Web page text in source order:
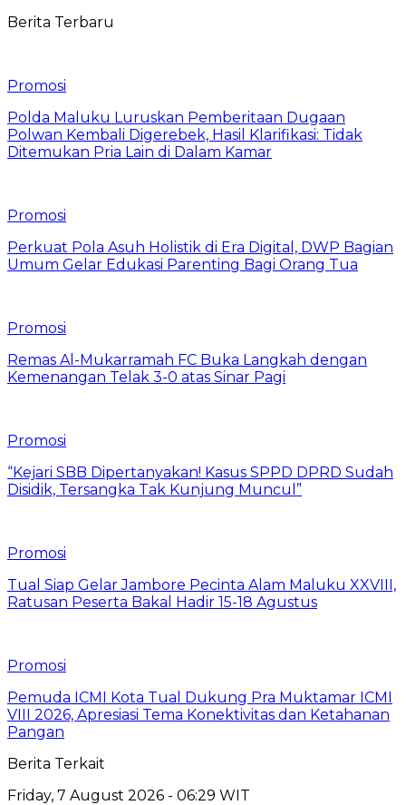
Berita Terbaru
Promosi
Polda Maluku Luruskan Pemberitaan Dugaan
Polwan Kembali Digerebek, Hasil Klarifikasi: Tidak
Ditemukan Pria Lain di Dalam Kamar
Promosi
Perkuat Pola Asuh Holistik di Era Digital, DWP Bagian
Umum Gelar Edukasi Parenting Bagi Orang Tua
Promosi
Remas Al-Mukarramah FC Buka Langkah dengan
Kemenangan Telak 3-0 atas Sinar Pagi
Promosi
“Kejari SBB Dipertanyakan! Kasus SPPD DPRD Sudah
Disidik, Tersangka Tak Kunjung Muncul”
Promosi
Tual Siap Gelar Jambore Pecinta Alam Maluku XXVIII,
Ratusan Peserta Bakal Hadir 15-18 Agustus
Promosi
Pemuda ICMI Kota Tual Dukung Pra Muktamar ICMI
VIII 2026, Apresiasi Tema Konektivitas dan Ketahanan
Pangan
Berita Terkait
Friday, 7 August 2026 - 06:29 WIT